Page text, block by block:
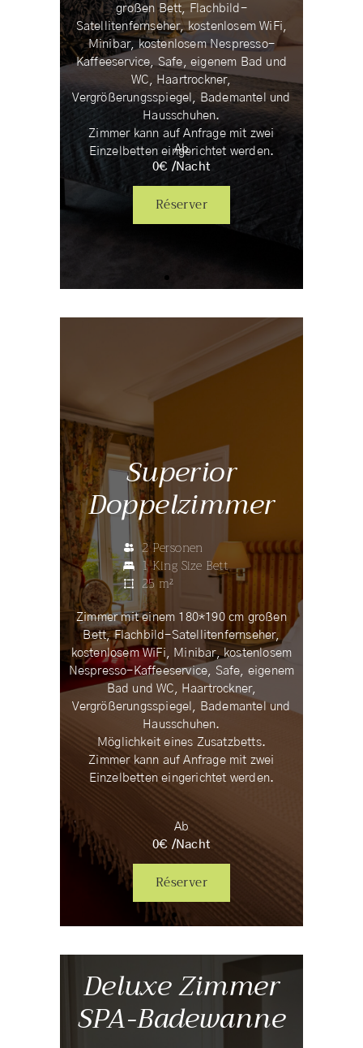
großen Bett, Flachbild-
Satellitenfernseher, kostenlosem WiFi,
Minibar, kostenlosem Nespresso-
Kaffeeservice, Safe, eigenem Bad und
WC, Haartrockner,
Vergrößerungsspiegel, Bademantel und
Hausschuhen.
Zimmer kann auf Anfrage mit zwei
Einzelbetten eingerichtet werden.
Ab
0€ /Nacht
Réserver
Superior
Doppelzimmer
Zimmer mit einem 180*190 cm großen
Bett, Flachbild-Satellitenfernseher,
kostenlosem WiFi, Minibar, kostenlosem
Nespresso-Kaffeeservice, Safe, eigenem
Bad und WC, Haartrockner,
Vergrößerungsspiegel, Bademantel und
Hausschuhen.
Möglichkeit eines Zusatzbetts.
Zimmer kann auf Anfrage mit zwei
Einzelbetten eingerichtet werden.
2 Personen
1 King Size Bett
25 m²
Ab
0€ /Nacht
Réserver
Deluxe Zimmer
SPA-Badewanne